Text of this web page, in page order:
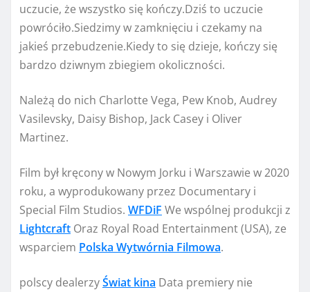
uczucie, że wszystko się kończy.Dziś to uczucie
powróciło.Siedzimy w zamknięciu i czekamy na
jakieś przebudzenie.Kiedy to się dzieje, kończy się
bardzo dziwnym zbiegiem okoliczności.
Należą do nich Charlotte Vega, Pew Knob, Audrey
Vasilevsky, Daisy Bishop, Jack Casey i Oliver
Martinez.
Film był kręcony w Nowym Jorku i Warszawie w 2020
roku, a wyprodukowany przez Documentary i
Special Film Studios. WFDiF We wspólnej produkcji z
Lightcraft Oraz Royal Road Entertainment (USA), ze
wsparciem Polska Wytwórnia Filmowa.
polscy dealerzyŚwiat kina Data premiery nie